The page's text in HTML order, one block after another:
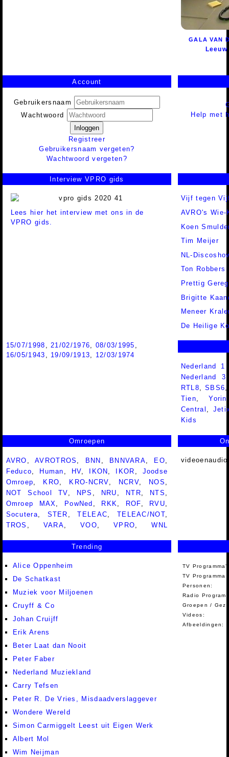
GALA VAN
Leeuw
Account
Gebruikersnaam
Wachtwoord
Inloggen
Registreer
Gebruikersnaam vergeten?
Wachtwoord vergeten?
Help met
Interview VPRO gids
Lees hier het interview met ons in de
VPRO gids.
Vijf tegen
AVRO's
Koen
Tim Meijer
NL-
Ton Robbers
Prettig
Brigitte
Meneer
De Heilige
15/07/1998 ,21/02/1976, 08/03/1995 ,
16/05/1943 , 19/09/1913, 12/03/1974
Nederland 1
Nederland
RTL8 ,SBS6
Tien ,Yorin
Central
Kids
Omroepen
AVRO ,AVROTROS , BNN , BNNVARA, EO,
Feduco, Human , HV, IKON , IKOR , Joodse
Omroep, KRO, KRO-NCRV, NCRV, NOS ,
NOT School TV, NPS , NRU , NTR, NTS ,
Omroep MAX, PowNed , RKK, ROF, RVU,
Socutera, STER ,TELEAC, TELEAC/NOT,
TROS , VARA,VOO,VPRO,WNL
Trending
Alice Oppenheim
De Schatkast
Muziek voor Miljoenen
Cruyff & Co
Johan Cruijff
Erik Arens
Beter Laat dan Nooit
Peter Faber
Nederland Muziekland
Carry Tefsen
Peter R. De Vries, Misdaadverslaggever
Wondere Wereld
Simon Carmiggelt Leest uit Eigen Werk
Albert Mol
Wim Neijman
TV
TV Programma
Personen:
Radio
Groepen /
Videos:
Afbeeldingen: